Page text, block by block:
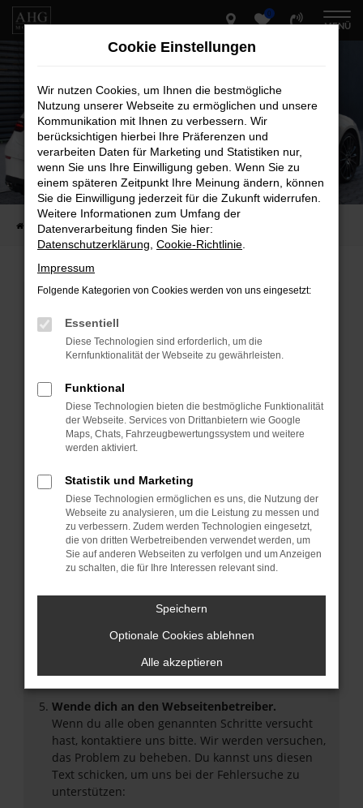
Zum
0
MENÜ
Startseite Fahrzeug-Showroom
Beim Laden ist ein Fehler aufgetreten.
Hier sind ein paar Tipps, die dir helfen können:
Internetverbindung.
Laden andere Webseiten, zum Beispiel deine
Suchmaschine?
Prüfe deine Browsererweiterungen.
das Laden bestimmter Seiten verhindern.
Funktioniert die Seite in einem anderen Browser
oder in einem privaten Fenster?
Starte dein Gerät neu.
Das kann manchmal helfen, vorübergehende
Probleme zu beheben.
Stelle sicher, dass dein Browser und dein
Betriebssystem auf dem neuesten Stand sind.
Veraltete Software birgt nicht nur ein
dass bestimmte Funktionen nicht mehr
Wende dich an den Webseitenbetreiber.
Wenn du alle oben genannten Schritte versucht
hast, kontaktiere uns bitte. Wir werden versuchen,
das Problem zu beheben. Du kannst uns diesen
Text schicken, um uns bei der Fehlersuche zu
unterstützen:
Cookie Einstellungen
Wir nutzen Cookies, um Ihnen die bestmögliche
Nutzung unserer Webseite zu ermöglichen und unsere
Kommunikation mit Ihnen zu verbessern. Wir
berücksichtigen hierbei Ihre Präferenzen und
verarbeiten Daten für Marketing und Statistiken nur,
wenn Sie uns Ihre Einwilligung geben. Wenn Sie zu
einem späteren Zeitpunkt Ihre Meinung ändern, können
Sie die Einwilligung jederzeit für die Zukunft widerrufen.
Weitere Informationen zum Umfang der
Datenverarbeitung finden Sie hier:
Datenschutzerklärung Cookie-Richtlinie
Impressum
Folgende Kategorien von Cookies werden von uns eingesetzt:
Essentiell
Diese Technologien sind erforderlich, um die
Kernfunktionalität der Webseite zu gewährleisten.
Funktional
Diese Technologien bieten die bestmögliche Funktionalität
der Webseite. Services von Drittanbietern wie Google
Maps, Chats, Fahrzeugbewertungssystem und weitere
werden aktiviert.
Statistik und Marketing
Diese Technologien ermöglichen es uns, die Nutzung der
Webseite zu analysieren, um die Leistung zu messen und
zu verbessern. Zudem werden Technologien eingesetzt,
die von dritten Werbetreibenden verwendet werden, um
Sie auf anderen Webseiten zu verfolgen und um Anzeigen
zu schalten, die für Ihre Interessen relevant sind.
Speichern
Optionale Cookies ablehnen
Alle akzeptieren